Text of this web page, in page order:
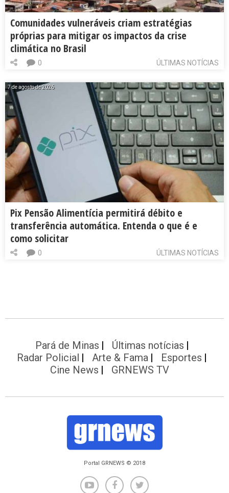
Comunidades vulneráveis criam estratégias
próprias para mitigar os impactos da crise
climática no Brasil
ÚLTIMAS NOTÍCIAS
0
7 de agosto de 2026
Pix Pensão Alimentícia permitirá débito e
transferência automática. Entenda o que é e
como solicitar
ÚLTIMAS NOTÍCIAS
0
Pará de Minas
Últimas notícias
Radar Policial
Arte & Fama
Esportes
Cine News
GRNEWS TV
Portal GRNEWS © 2018